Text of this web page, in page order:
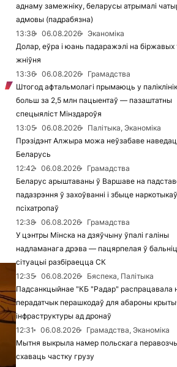
аднаму замежніку, беларусы атрымалі
адмовы (падрабязна)
13:38
06.08.2026
Эканоміка
Долар, еўра і юань падаражэлі на біржавых
жніўня
13:36
06.08.2026
Грамадства
Штогод афтальмолагі прымаюць у
больш за 2,5 млн пацыентаў — пазаштатны
спецыяліст Мінздароўя
13:05
06.08.2026
Палітыка, Эканоміка
Прэзідэнт Алжыра можа неўзабаве
Беларусь
12:42
06.08.2026
Грамадства
Беларус арыштаваны ў Варшаве на
падазрэння ў захоўванні і збыце наркотыкаў
псіхатропаў
12:38
06.08.2026
Грамадства
У цэнтры Мінска на дзяўчыну ўпалі галіны
надламанага дрэва — пацярпелая ў
сітуацыі разбіраецца СК
12:35
06.08.2026
Бяспека, Палітыка
Падсанкцыйнае "КБ "Радар" распрацавала
перадатчык перашкодаў для абароны
інфраструктуры ад дронаў
12:31
06.08.2026
Грамадства, Эканоміка
Мытня выкрыла намер польскага
схаваць частку грузу